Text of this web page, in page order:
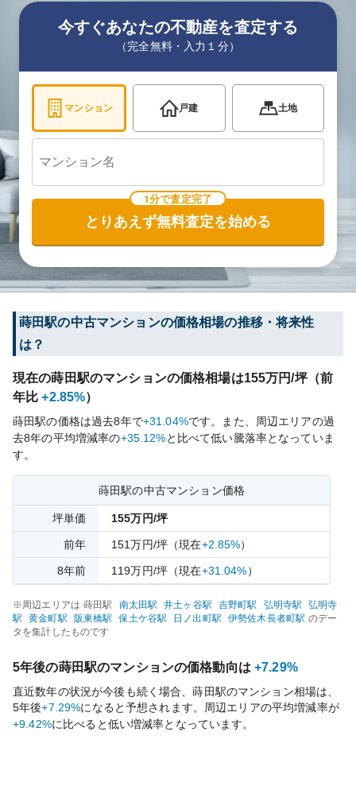
今すぐあなたの不動産を査定する
（完全無料・入力１分）
マンション 戸建 土地
1分で査定完了
とりあえず無料査定を始める
蒔田駅の中古マンションの価格相場の推移・将来性
は？
現在の蒔田駅のマンションの価格相場は155万円/坪（前
年比 +2.85%）
蒔田駅の価格は過去8年で+31.04%です。
また、周辺エリアの過
去8年の平均増減率の+35.12%と比べて低い騰落率となっていま
す。
蒔田駅の中古マンション価格
坪単価 155万円/坪
前年 151万円/坪 （現在+2.85%）
8年前 119万円/坪 （現在+31.04%）
※周辺エリアは 蒔田駅 南太田駅 井土ヶ谷駅 吉野町駅 弘明寺駅
弘明寺
駅
黄金町駅 阪東橋駅 保土ケ谷駅 日ノ出町駅 伊勢佐木長者町駅 のデー
タを集計したものです
5年後の蒔田駅のマンションの価格動向は +7.29%
直近数年の状況が今後も続く場合、蒔田駅のマンション相場は、
5年後+7.29%になると予想されます。周辺エリアの平均増減率が
+9.42%に比べると低い増減率となっています。